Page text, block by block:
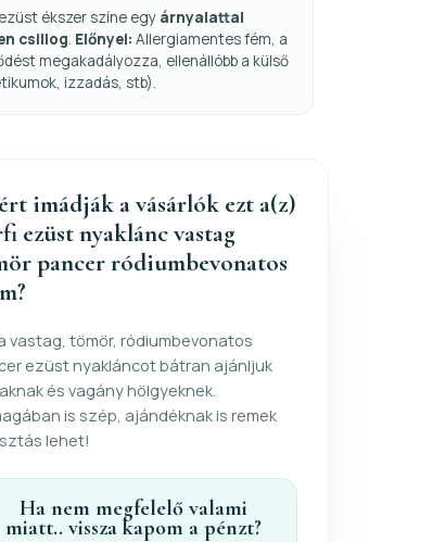
ékszer színe egy árnyalattal
csillog. Előnyei: Allergiamentes fém, a
megakadályozza, ellenállóbb a külső
izzadás, stb).
imádják a vásárlók ezt a(z)
ezüst nyaklánc vastag
pancer ródiumbevonatos
vastag, tömör, ródiumbevonatos
ezüst nyakláncot bátran ajánljuk
és vagány hölgyeknek.
is szép, ajándéknak is remek
lehet!
Ha nem megfelelő valami
miatt.. vissza kapom a pénzt?